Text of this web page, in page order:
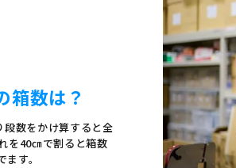
箱数は？
数をかけ算すると全
を40㎝で割ると箱数
す。